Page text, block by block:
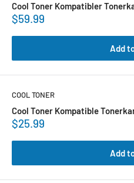
Cool Toner Kompatibler
$59.99
Add
COOL TONER
Cool Toner Kompatible
$25.99
Add